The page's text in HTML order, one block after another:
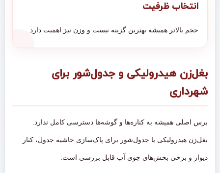
انتخاب ظرفیت
حجم بالاتر همیشه بهترین گزینه نیست و وزن نیز اهمیت دارد.
بغل‌زن هیدرولیکی و جدول‌شور برای
شهرداری
برس اصلی همیشه به کناره‌ها و گوشه‌ها دسترسی کامل ندارد.
بغل‌زن هیدرولیکی یا جدول‌شور برای پاک‌سازی حاشیه جدول، کنار
دیوار و برخی بخش‌های جوی آب قابل بررسی است.